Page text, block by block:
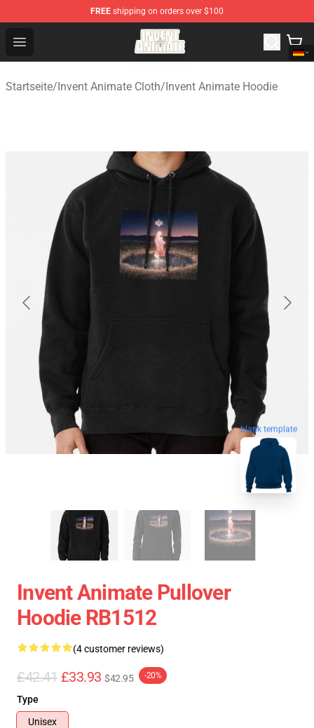
FREE shipping on orders over $100
Open menu
Invent Animate Shop - Official Invent Animate
Startseite/Invent Animate Cloth/Invent Animate Hoodie
blank template
Invent Animate Pullover
Hoodie RB1512
(4 customer reviews)
£42.41 £33.93 $42.95 -20%
Type
Unisex